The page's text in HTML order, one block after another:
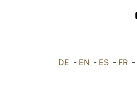
DE - EN - ES - FR -